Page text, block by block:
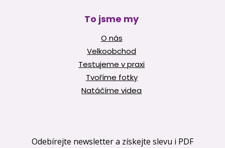
To jsme my
O nás
Velkoobchod
Testujeme v praxi
Tvoříme fotky
Natáčíme videa
Odebírejte newsletter a získejte slevu i PDF